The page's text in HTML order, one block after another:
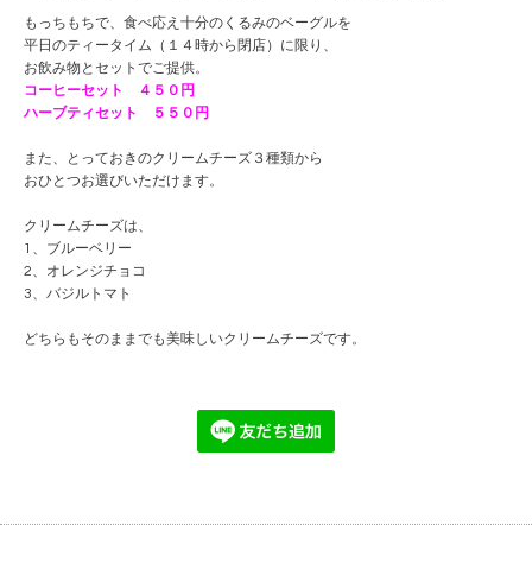
もっちもちで、食べ応え十分のくるみのベーグルを
平日のティータイム（１４時から閉店）に限り、
お飲み物とセットでご提供。
コーヒーセット ４５０円
ハーブティセット ５５０円
また、とっておきのクリームチーズ３種類から
おひとつお選びいただけます。
クリームチーズは、
1、ブルーベリー
2、オレンジチョコ
3、バジルトマト
どちらもそのままでも美味しいクリームチーズです。